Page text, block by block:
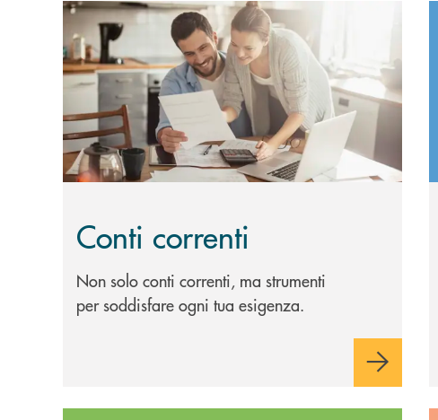
Scopri di più Conti correnti
Conti correnti
Non solo conti correnti, ma strumenti
per soddisfare ogni tua esigenza.